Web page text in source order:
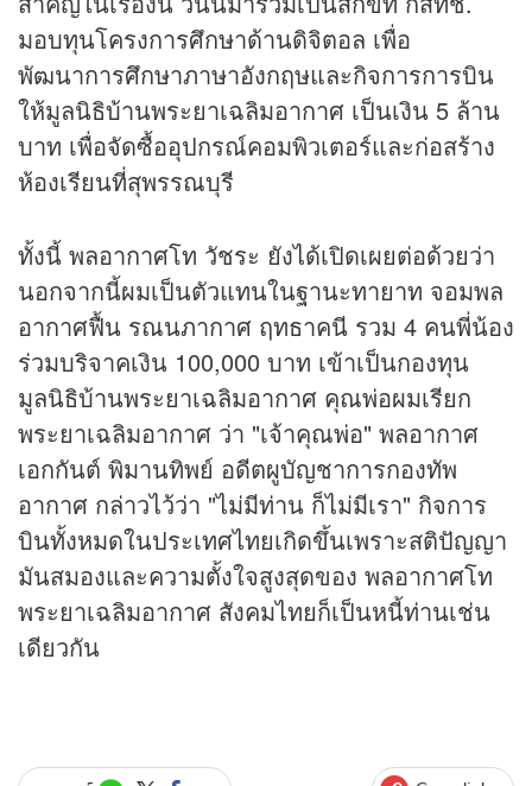
มอบทุนโครงการศึกษาด้านดิจิตอล เพื่อ
พัฒนาการศึกษาภาษาอังกฤษและกิจการการบิน
ให้มูลนิธิบ้านพระยาเฉลิมอากาศ เป็นเงิน 5 ล้าน
บาท เพื่อจัดซื้ออุปกรณ์คอมพิวเตอร์และก่อสร้าง
ห้องเรียนที่สุพรรณบุรี
ทั้งนี้ พลอากาศโท วัชระ ยังได้เปิดเผยต่อด้วยว่า
นอกจากนี้ผมเป็นตัวแทนในฐานะทายาท จอมพล
อากาศฟื้น รณนภากาศ ฤทธาคนี รวม 4 คนพี่น้อง
ร่วมบริจาคเงิน 100,000 บาท เข้าเป็นกองทุน
มูลนิธิบ้านพระยาเฉลิมอากาศ คุณพ่อผมเรียก
พระยาเฉลิมอากาศ ว่า "เจ้าคุณพ่อ" พลอากาศ
เอกกันต์ พิมานทิพย์ อดีตผูบัญชาการกองทัพ
อากาศ กล่าวไว้ว่า "ไม่มีท่าน ก็ไม่มีเรา" กิจการ
บินทั้งหมดในประเทศไทยเกิดขึ้นเพราะสติปัญญา
มันสมองและความตั้งใจสูงสุดของ พลอากาศโท
พระยาเฉลิมอากาศ สังคมไทยก็เป็นหนี้ท่านเช่น
เดียวกัน